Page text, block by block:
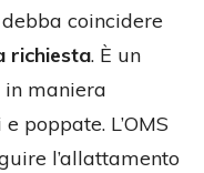
debba coincidere
richiesta. È un
in maniera
poppate. L’OMS
l’allattamento